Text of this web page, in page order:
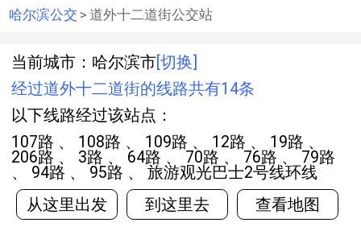
哈尔滨公交 > 道外十二道街公交站
当前城市：哈尔滨市 [切换]
经过道外十二道街的线路共有14条
以下线路经过该站点：
107路 、 108路 、 109路 、 12路 、 19路 、
206路 、 3路 、 64路 、 70路 、 76路 、 79路
、 94路 、 95路 、 旅游观光巴士2号线环线
从这里出发
到这里去 查看地图